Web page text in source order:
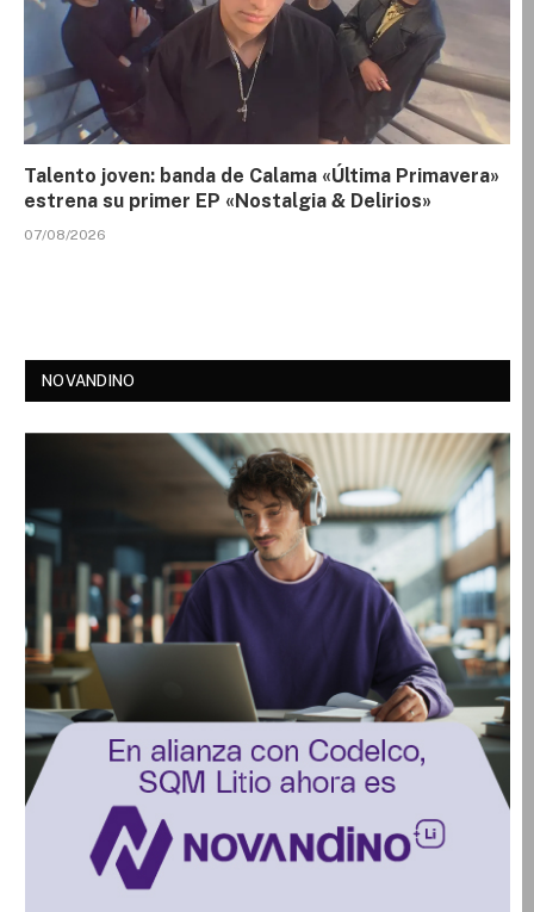
Talento joven: banda de Calama «Última Primavera»
estrena su primer EP «Nostalgia & Delirios»
07/08/2026
NOVANDINO